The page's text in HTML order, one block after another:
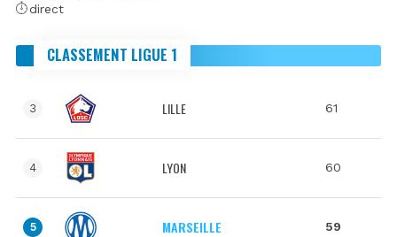
direct
CLASSEMENT LIGUE 1
3 LILLE 61
4 LYON 60
5 MARSEILLE 59